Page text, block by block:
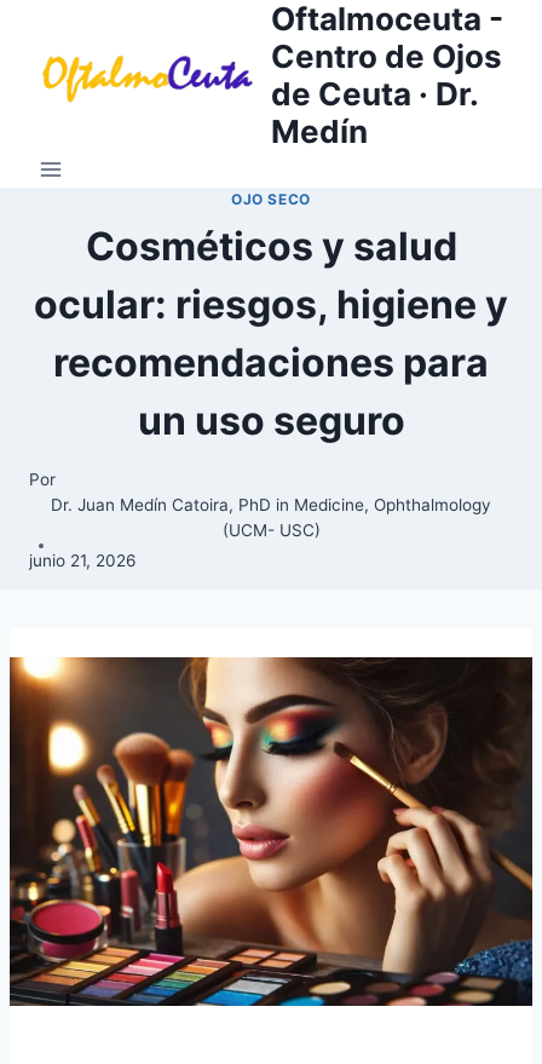
contenido
Oftalmoceuta -
Centro de Ojos
de Ceuta · Dr.
Medín
OJO SECO
Cosméticos y salud
ocular: riesgos, higiene y
recomendaciones para
un uso seguro
Por
Dr. Juan Medín Catoira, PhD in Medicine, Ophthalmology
(UCM- USC)
junio 21, 2026